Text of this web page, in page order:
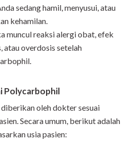
sedang hamil, menyusui, atau
kehamilan.
muncul reaksi alergi obat, efek
atau overdosis setelah
Polycarbophil
oleh dokter sesuai
Secara umum, berikut adalah
usia pasien: